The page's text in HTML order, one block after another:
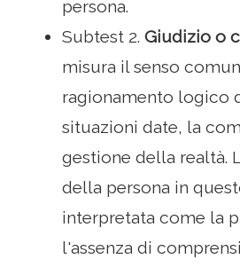
persona.
Subtest 2. Giudizio o
misura il senso
ragionamento logico
situazioni date, la
gestione della realtà.
della persona in
interpretata come la
l'assenza di